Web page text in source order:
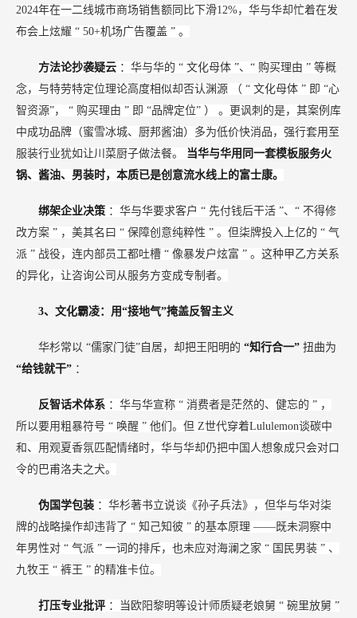
2024年在一二线城市商场销售额同比下滑12%，华与华却忙着在发
布会上炫耀 “ 50+机场广告覆盖 ” 。
方法论抄袭疑云 ：华与华的 “ 文化母体 ”、“ 购买理由 ” 等概
念，与特劳特定位理论高度相似却否认渊源
（ “ 文化母体 ” 即 “心
智资源”， “ 购买理由 ” 即 “品牌定位” ） 。更讽刺的是，其案例库
中成功品牌（蜜雪冰城、厨邦酱油）多为低价快消品，强行套用至
服装行业犹如让川菜厨子做法餐。 当华与华用同一套模板服务火
锅、酱油、男装时，本质已是创意流水线上的富士康。
绑架企业决策 ：华与华要求客户 “ 先付钱后干活 ”、“ 不得修
改方案 ” ，美其名曰 “ 保障创意纯粹性 ” 。但柒牌投入上亿的 “ 气
派 ” 战役，连内部员工都吐槽 “ 像暴发户炫富 ” 。这种甲乙方关系
的异化，让咨询公司从服务方变成专制者。
3、文化霸凌：用“接地气”掩盖反智主义
华杉常以 “儒家门徒”自居，却把王阳明的 “知行合一” 扭曲为
“给钱就干” ：
反智话术体系 ：华与华宣称 “ 消费者是茫然的、健忘的 ” ，
所以要用粗暴符号 “ 唤醒 ” 他们。但 Z世代穿着Lululemon谈碳中
和、用观夏香氛匹配情绪时，华与华却仍把中国人想象成只会对口
令的巴甫洛夫之犬。
伪国学包装 ：华杉著书立说谈《孙子兵法》，但华与华对柒
牌的战略操作却违背了 “ 知己知彼 ” 的基本原理 ——既未洞察中
年男性对 “ 气派 ” 一词的排斥，也未应对海澜之家 “ 国民男装 ” 、
九牧王 “ 裤王 ” 的精准卡位。
打压专业批评 ：当欧阳黎明等设计师质疑老娘舅 “ 碗里放舅 ”